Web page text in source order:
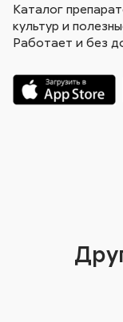
Каталог
культур и
Работает и без